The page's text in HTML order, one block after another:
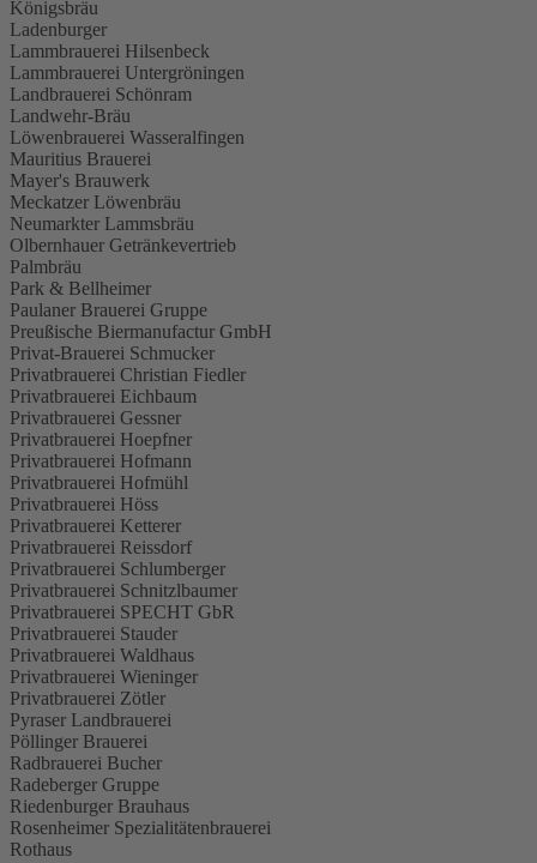
Königsbräu
Ladenburger
Lammbrauerei Hilsenbeck
Lammbrauerei Untergröningen
Landbrauerei Schönram
Landwehr-Bräu
Löwenbrauerei Wasseralfingen
Mauritius Brauerei
Mayer's Brauwerk
Meckatzer Löwenbräu
Neumarkter Lammsbräu
Olbernhauer Getränkevertrieb
Palmbräu
Park & Bellheimer
Paulaner Brauerei Gruppe
Preußische Biermanufactur GmbH
Privat-Brauerei Schmucker
Privatbrauerei Christian Fiedler
Privatbrauerei Eichbaum
Privatbrauerei Gessner
Privatbrauerei Hoepfner
Privatbrauerei Hofmann
Privatbrauerei Hofmühl
Privatbrauerei Höss
Privatbrauerei Ketterer
Privatbrauerei Reissdorf
Privatbrauerei Schlumberger
Privatbrauerei Schnitzlbaumer
Privatbrauerei SPECHT GbR
Privatbrauerei Stauder
Privatbrauerei Waldhaus
Privatbrauerei Wieninger
Privatbrauerei Zötler
Pyraser Landbrauerei
Pöllinger Brauerei
Radbrauerei Bucher
Radeberger Gruppe
Riedenburger Brauhaus
Rosenheimer Spezialitätenbrauerei
Rothaus